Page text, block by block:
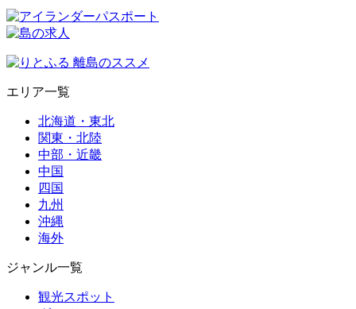
エリア一覧
北海道・東北
関東・北陸
中部・近畿
中国
四国
九州
沖縄
海外
ジャンル一覧
観光スポット